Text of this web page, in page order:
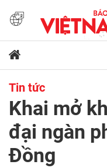
Tin tức
Khai mở
đại ngàn
Đồng